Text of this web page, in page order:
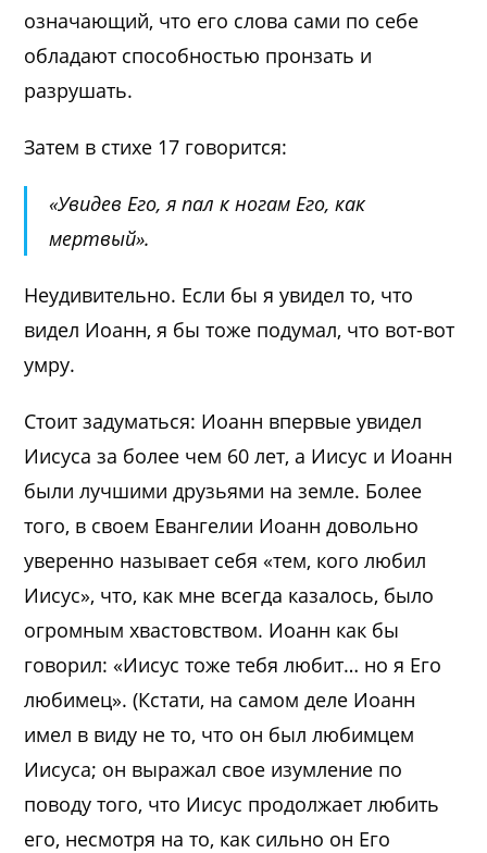
означающий, что его слова сами по себе
обладают способностью пронзать и
разрушать.
Затем в стихе 17 говорится:
«Увидев Его, я пал к ногам Его, как
мертвый».
Неудивительно. Если бы я увидел то, что
видел Иоанн, я бы тоже подумал, что вот-вот
умру.
Стоит задуматься: Иоанн впервые увидел
Иисуса за более чем 60 лет, а Иисус и Иоанн
были лучшими друзьями на земле. Более
того, в своем Евангелии Иоанн довольно
уверенно называет себя «тем, кого любил
Иисус», что, как мне всегда казалось, было
огромным хвастовством. Иоанн как бы
говорил: «Иисус тоже тебя любит… но я Его
любимец». (Кстати, на самом деле Иоанн
имел в виду не то, что он был любимцем
Иисуса; он выражал свое изумление по
поводу того, что Иисус продолжает любить
его, несмотря на то, как сильно он Его